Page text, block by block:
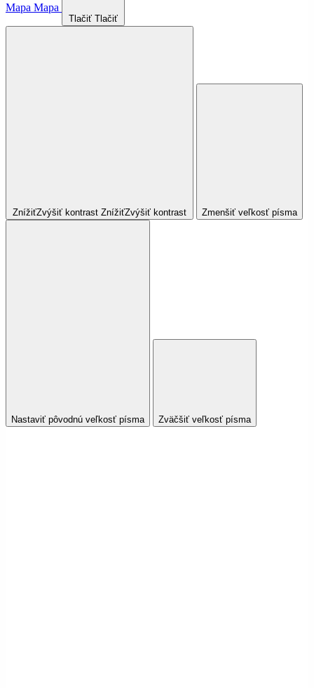
Mapa Mapa
Tlačiť Tlačiť
ZnížiťZvýšiť kontrast ZnížiťZvýšiť kontrast Zmenšiť veľkosť písma
Nastaviť pôvodnú veľkosť písma Zväčšiť veľkosť písma